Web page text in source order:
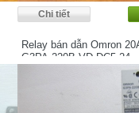
Relay bán dẫn Omron
G3PA-220B-VD DC5-24